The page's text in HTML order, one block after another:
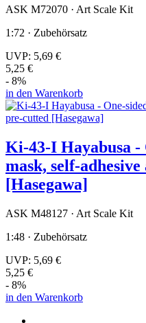
ASK M72070 · Art Scale Kit
1:72 · Zubehörsatz
UVP: 5,69 €
5,25 €
- 8%
in den Warenkorb
Ki-43-I Hayabusa -
mask, self-
[Hasegawa]
ASK M48127 · Art Scale Kit
1:48 · Zubehörsatz
UVP: 5,69 €
5,25 €
- 8%
in den Warenkorb